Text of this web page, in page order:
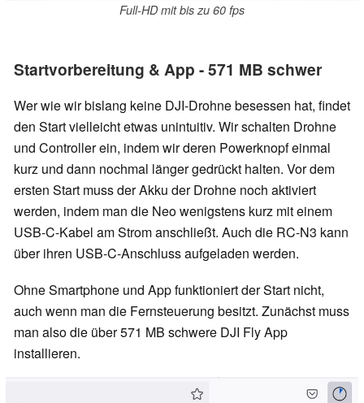
Full-HD mit bis zu 60 fps
Startvorbereitung & App - 571 MB schwer
Wer wie wir bislang keine DJI-Drohne besessen hat, findet
den Start vielleicht etwas unintuitiv. Wir schalten Drohne
und Controller ein, indem wir deren Powerknopf einmal
kurz und dann nochmal länger gedrückt halten. Vor dem
ersten Start muss der Akku der Drohne noch aktiviert
werden, indem man die Neo wenigstens kurz mit einem
USB-C-Kabel am Strom anschließt. Auch die RC-N3 kann
über ihren USB-C-Anschluss aufgeladen werden.
Ohne Smartphone und App funktioniert der Start nicht,
auch wenn man die Fernsteuerung besitzt. Zunächst muss
man also die über 571 MB schwere DJI Fly App
installieren.